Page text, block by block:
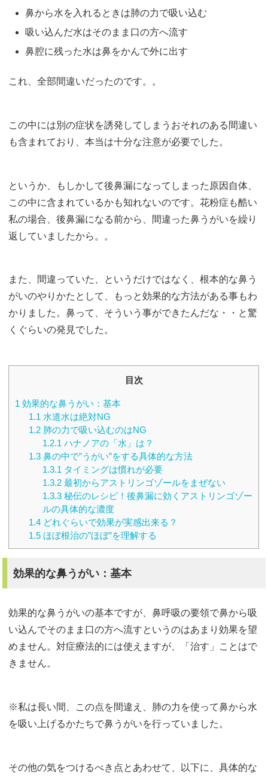
鼻から水を入れるときは肺の力で吸い込む
吸い込んだ水はそのまま口の方へ流す
鼻腔に残った水は鼻をかんで外に出す
これ、全部間違いだったのです。。
この中には別の症状を誘発してしまうおそれのある間違い
も含まれており、本当は十分な注意が必要でした。
というか、もしかして後鼻漏になってしまった原因自体、
この中に含まれているかも知れないのです。花粉症も酷い
私の場合、後鼻漏になる前から、間違った鼻うがいを繰り
返していましたから。。
また、間違っていた、というだけではなく、根本的な鼻う
がいのやりかたとして、もっと効果的な方法がある事もわ
かりました。鼻って、そういう事ができたんだな・・と驚
くぐらいの発見でした。
目次
1 効果的な鼻うがい：基本
1.1 水道水は絶対NG
1.2 肺の力で吸い込むのはNG
1.2.1 ハナノアの「水」は？
1.3 鼻の中で”うがい”をする具体的な方法
1.3.1 タイミングは慣れが必要
1.3.2 最初からアストリンゴゾールをまぜない
1.3.3 秘伝のレシピ！後鼻漏に効くアストリンゴゾー
ルの具体的な濃度
1.4 どれぐらいで効果が実感出来る？
1.5 ほぼ根治の”ほぼ”を理解する
効果的な鼻うがい：基本
効果的な鼻うがいの基本ですが、鼻呼吸の要領で鼻から吸
い込んでそのまま口の方へ流すというのはあまり効果を望
めません。対症療法的には使えますが、「治す」ことはで
きません。
※私は長い間、この点を間違え、肺の力を使って鼻から水
を吸い上げるかたちで鼻うがいを行っていました。
その他の気をつけるべき点とあわせて、以下に、具体的な